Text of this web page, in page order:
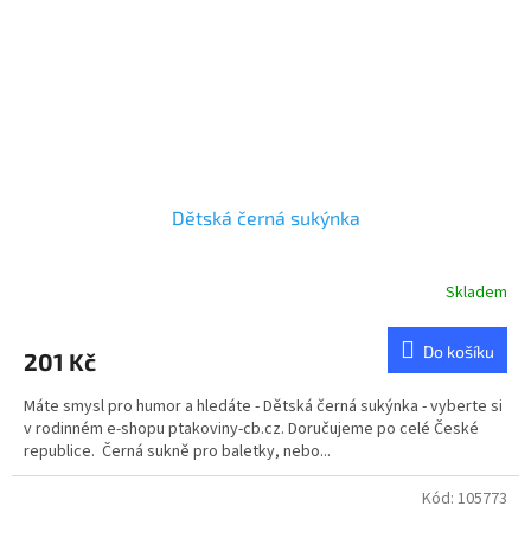
Dětská černá sukýnka
Skladem
201 Kč Do košíku
Máte smysl pro humor a hledáte - Dětská černá sukýnka - vyberte si
v rodinném e-shopu ptakoviny-cb.cz. Doručujeme po celé České
republice. Černá sukně pro baletky, nebo...
Kód: 105773